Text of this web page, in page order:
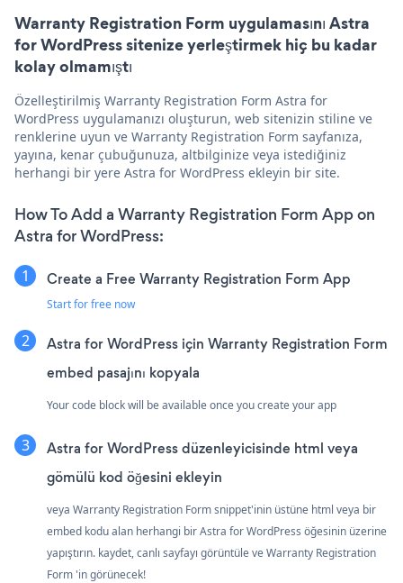
Warranty Registration Form uygulamasını Astra
for WordPress sitenize yerleştirmek hiç bu kadar
kolay olmamıştı
Özelleştirilmiş Warranty Registration Form Astra for
WordPress uygulamanızı oluşturun, web sitenizin stiline ve
renklerine uyun ve Warranty Registration Form sayfanıza,
yayına, kenar çubuğunuza, altbilginize veya istediğiniz
herhangi bir yere Astra for WordPress ekleyin bir site.
How To Add a Warranty Registration Form App on
Astra for WordPress:
Create a Free Warranty Registration Form App
Start for free now
Astra for WordPress için Warranty Registration Form
embed pasajını kopyala
Your code block will be available once you create your app
Astra for WordPress düzenleyicisinde html veya
gömülü kod öğesini ekleyin
veya Warranty Registration Form snippet'inin üstüne html veya bir
embed kodu alan herhangi bir Astra for WordPress öğesinin üzerine
yapıştırın. kaydet, canlı sayfayı görüntüle ve Warranty Registration
Form 'in görünecek!